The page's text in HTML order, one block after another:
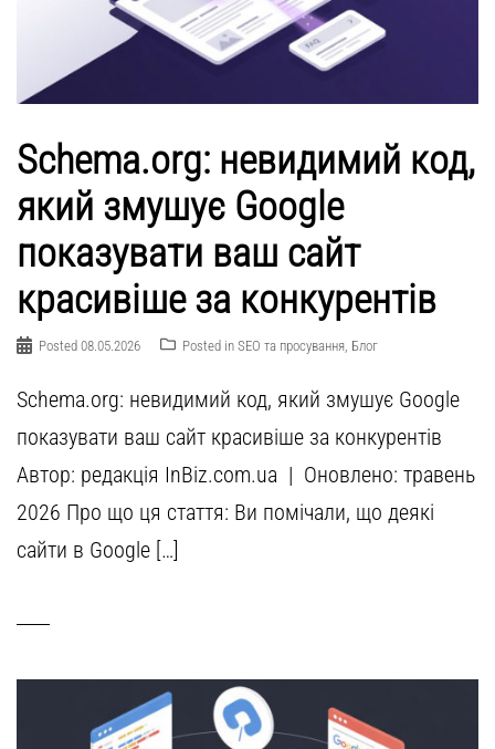
Schema.org: невидимий код,
який змушує Google
показувати ваш сайт
красивіше за конкурентів
Posted 08.05.2026 Posted in SEO та просування, Блог
Schema.org: невидимий код, який змушує Google
показувати ваш сайт красивіше за конкурентів
Автор: редакція InBiz.com.ua | Оновлено: травень
2026 Про що ця стаття: Ви помічали, що деякі
сайти в Google […]